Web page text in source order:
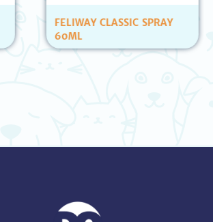
FELIWAY CLASSIC SPRAY
60ML